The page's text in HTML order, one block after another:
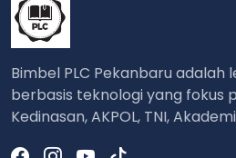
Bimbel PLC Pekanbaru adalah
berbasis teknologi yang fokus
Kedinasan, AKPOL, TNI,